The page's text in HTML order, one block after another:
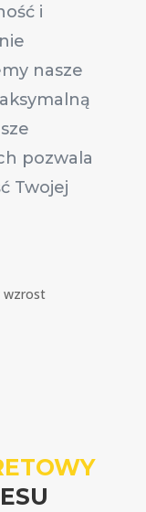
i
nasze
pozwala
Twojej